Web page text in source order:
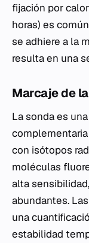
fijación por
horas) es
se adhiere a la
resulta en una
Marcaje de
La sonda es
con isótopos
moléculas
alta
abundantes.
una
estabilidad